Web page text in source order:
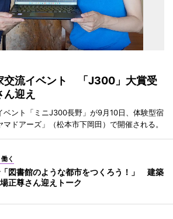
交流イベント 「J300」大賞受
迎え
ベント「ミニJ300長野」が9月10日、体験型宿
ドアーズ」（松本市下岡田）で開催される。
く
図書館のような都市をつくろう！」 建築
正尊さん迎えトーク